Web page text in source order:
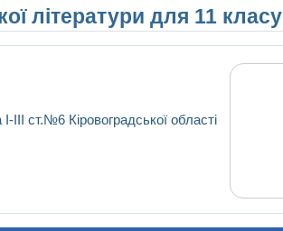
літератури для 11 класу
ІІІ ст.№6 Кіровоградської області